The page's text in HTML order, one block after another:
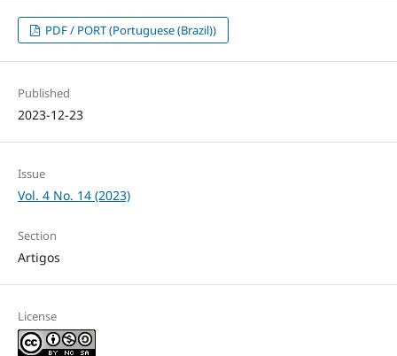
PDF / PORT (Portuguese (Brazil))
Published
2023-12-23
Issue
Vol. 4 No. 14 (2023)
Section
Artigos
License